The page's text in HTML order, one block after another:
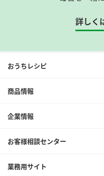
詳しく
おうちレシピ
商品情報
企業情報
お客様相談センター
業務用サイト